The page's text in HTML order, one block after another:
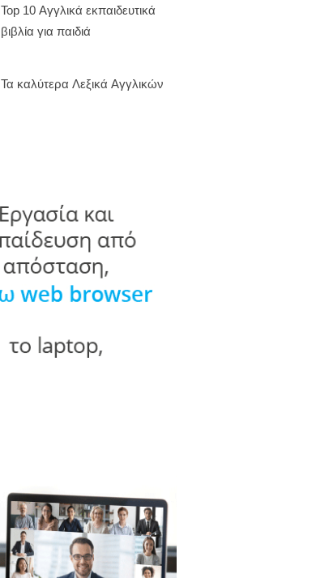
Top 10 Αγγλικά εκπαιδευτικά
βιβλία για παιδιά
Τα καλύτερα Λεξικά Αγγλικών